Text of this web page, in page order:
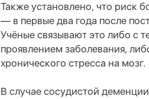
Также установлено, что риск
— в первые два года после
Учёные связывают это либо с
проявлением заболевания,
хронического стресса на мозг.
В случае сосудистой